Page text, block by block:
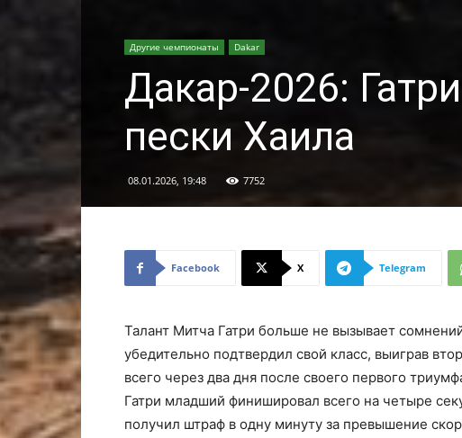
Другие чемпионаты Dakar
Дакар-2026:
пески Хаила
08.01.2026, 19:48 7752
Facebook X Telegram
Талант Митча Гатри больше не вызывает
убедительно подтвердил свой класс, выиграв
всего через два дня после своего первого
Гатри младший финишировал всего на четыре
получил штраф в одну минуту за превышение